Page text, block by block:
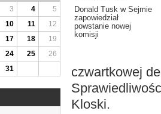
Donald Tusk w Sejmie
zapowiedział
powstanie nowej
komisji
czwartkowej
Kloski.
3 4
5
10 11
12
17 18
19
24 25
26
31